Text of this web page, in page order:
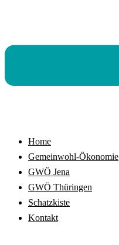
Home
Gemeinwohl-Ökonomie
GWÖ Jena
GWÖ Thüringen
Schatzkiste
Kontakt